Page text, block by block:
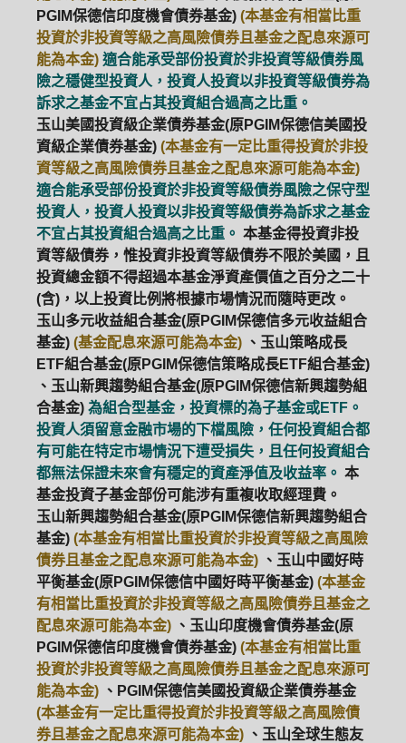
PGIM保德信印度機會債券基金) (本基金有相當比重
投資於非投資等級之高風險債券且基金之配息來源可
能為本金) 適合能承受部份投資於非投資等級債券風
險之穩健型投資人，投資人投資以非投資等級債券為
訴求之基金不宜占其投資組合過高之比重。
玉山美國投資級企業債券基金(原PGIM保德信美國投
資級企業債券基金) (本基金有一定比重得投資於非投
資等級之高風險債券且基金之配息來源可能為本金)
適合能承受部份投資於非投資等級債券風險之保守型
投資人，投資人投資以非投資等級債券為訴求之基金
不宜占其投資組合過高之比重。 本基金得投資非投
資等級債券，惟投資非投資等級債券不限於美國，且
投資總金額不得超過本基金淨資產價值之百分之二十
(含)，以上投資比例將根據市場情況而隨時更改。
玉山多元收益組合基金(原PGIM保德信多元收益組合
基金) (基金配息來源可能為本金) 、玉山策略成長
ETF組合基金(原PGIM保德信策略成長ETF組合基金)
、玉山新興趨勢組合基金(原PGIM保德信新興趨勢組
合基金) 為組合型基金，投資標的為子基金或ETF。
投資人須留意金融市場的下檔風險，任何投資組合都
有可能在特定市場情況下遭受損失，且任何投資組合
都無法保證未來會有穩定的資產淨值及收益率。 本
基金投資子基金部份可能涉有重複收取經理費。
玉山新興趨勢組合基金(原PGIM保德信新興趨勢組合
基金) (本基金有相當比重投資於非投資等級之高風險
債券且基金之配息來源可能為本金) 、玉山中國好時
平衡基金(原PGIM保德信中國好時平衡基金) (本基金
有相當比重投資於非投資等級之高風險債券且基金之
配息來源可能為本金) 、玉山印度機會債券基金(原
PGIM保德信印度機會債券基金) (本基金有相當比重
投資於非投資等級之高風險債券且基金之配息來源可
能為本金) 、PGIM保德信美國投資級企業債券基金
(本基金有一定比重得投資於非投資等級之高風險債
券且基金之配息來源可能為本金) 、玉山全球生態友